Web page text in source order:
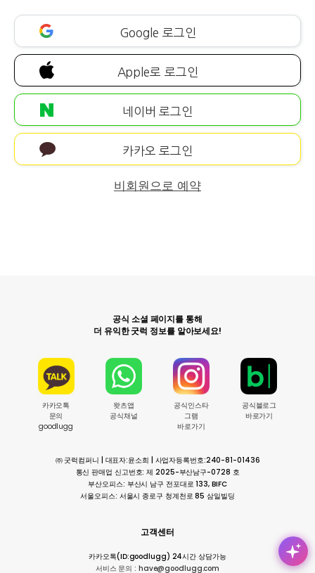
Google 로그인
Apple로 로그인
네이버 로그인
카카오 로그인
비회원으로 예약
공식 소셜 페이지를 통해
더 유익한 굿럭 정보를 알아보세요!
카카오톡
문의
goodlugg
왓츠앱
공식채널
공식인스타
그램
바로가기
공식블로그
바로가기
㈜ 굿럭컴퍼니 | 대표자:윤소희 | 사업자등록번호:240-81-01436
통신 판매업 신고번호: 제 2025-부산남구-0728 호
부산오피스: 부산시 남구 전포대로 133, BIFC
서울오피스: 서울시 종로구 청계천로 85 삼일빌딩
고객센터
카카오톡(ID:goodlugg) 24시간 상담가능
서비스 문의 : have@goodlugg.com